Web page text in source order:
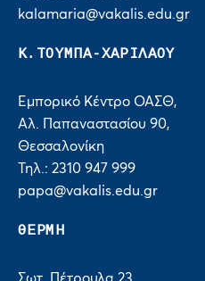
kalamaria@vakalis.edu.gr
Κ.ΤΟΥΜΠΑ-ΧΑΡΙΛΑΟΥ
Εμπορικό Κέντρο ΟΑΣΘ,
Αλ. Παπαναστασίου 90,
Θεσσαλονίκη
Τηλ.: 2310 947 999
papa@vakalis.edu.gr
ΘΕΡΜΗ
Σωτ. Πέτρουλα 23